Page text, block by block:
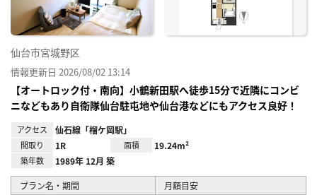
仙台市宮城野区
情報更新日 2026/08/02 13:14
【オートロック付・南向】小鶴新田駅へ徒歩15分で近隣にコンビ
ニなどもあり自衛隊仙台駐屯地や仙台港などにもアクセス良好！
アクセス 仙石線「榴ケ岡駅」
間取り 1R 面積 19.24m²
築年数 1989年 12月 築
プラン名・期間 月額目安